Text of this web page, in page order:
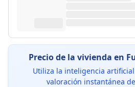
Precio de la vivienda en
Utiliza la inteligencia
valoración instantánea